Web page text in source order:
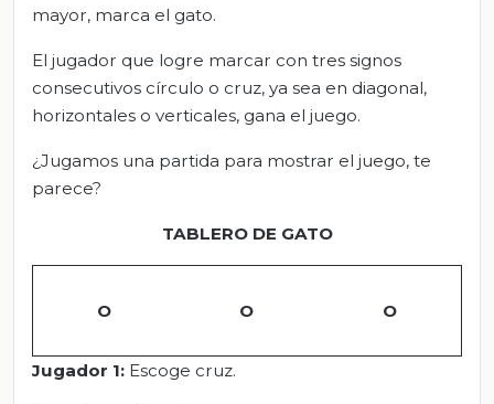
mayor, marca el gato.
El jugador que logre marcar con tres signos
consecutivos círculo o cruz, ya sea en diagonal,
horizontales o verticales, gana el juego.
¿Jugamos una partida para mostrar el juego, te
parece?
TABLERO DE GATO
O O O
Jugador 1: Escoge cruz.